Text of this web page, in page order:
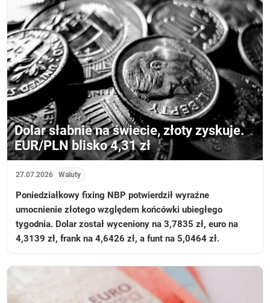
Dolar słabnie na świecie, złoty zyskuje.
EUR/PLN blisko 4,31 zł
27.07.2026 Waluty
Poniedziałkowy fixing NBP potwierdził wyraźne
umocnienie złotego względem końcówki ubiegłego
tygodnia. Dolar został wyceniony na 3,7835 zł, euro na
4,3139 zł, frank na 4,6426 zł, a funt na 5,0464 zł.